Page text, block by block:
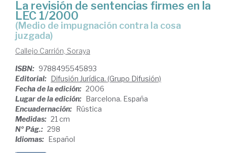
La revisión de sentencias firmes en la
LEC 1/2000
(medio de impugnación contra la cosa
juzgada)
Callejo Carrión, Soraya
ISBN: 9788495545893
Editorial: Difusión Jurídica. (Grupo Difusión)
Fecha de la edición: 2006
Lugar de la edición: Barcelona. España
Encuadernación: Rústica
Medidas: 21 cm
Nº Pág.: 298
Idiomas: Español